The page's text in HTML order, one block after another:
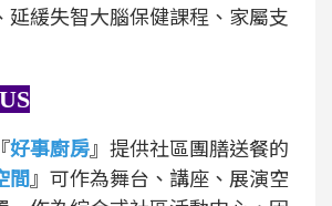
延緩失智大腦保健課程、家屬支
好事廚房 』提供社區團膳送餐的
間 』可作為舞台、講座、展演空